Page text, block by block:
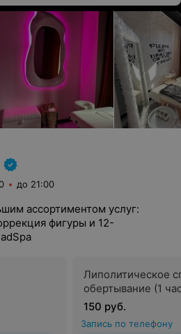
до 21:00
ассортиментом услуг:
фигуры и 12-
Липолитическое
обертывание (1
150 руб.
Запись по телефону